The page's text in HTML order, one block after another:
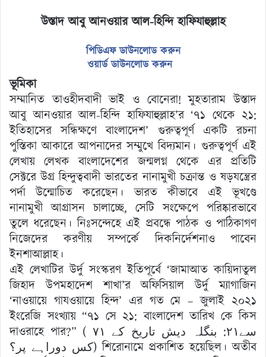
উস্তাদ আবু আনওয়ার আল-হিন্দি হাফিযাহুল্লাহ
পিডিএফ ডাউনলোড করুন
ওয়ার্ড ডাউনলোড করুন
ভূমিকা
সম্মানিত তাওহীদবাদী ভাই ও বোনেরা! মুহতারাম উস্তাদ
আবু আনওয়ার আল-হিন্দি হাফিযাহুল্লাহ’র ‘৭১ থেকে ২১:
ইতিহাসের সন্ধিক্ষণে বাংলাদেশ’ গুরুত্বপূর্ণ একটি রচনা
পুস্তিকা আকারে আপনাদের সম্মুখে বিদ্যমান। গুরুত্বপূর্ণ এই
লেখায় লেখক বাংলাদেশের জন্মলগ্ন থেকে এর প্রতিটি
সেক্টরে উগ্র হিন্দুত্ববাদী ভারতের নানামুখী চক্রান্ত ও ষড়যন্ত্রের
পর্দা উন্মোচিত করেছেন। ভারত কীভাবে এই ভূখণ্ডে
নানামুখী আগ্রাসন চালাচ্ছে, সেটি সংক্ষেপে পরিষ্কারভাবে
তুলে ধরেছেন। নিঃসন্দেহে এই প্রবন্ধে পাঠক ও পাঠিকাগণ
নিজেদের করণীয় সম্পর্কে দিকনির্দেশনাও পাবেন
ইনশাআল্লাহ।
এই লেখাটির উর্দু সংস্করণ ইতিপূর্বে ‘জামাআত কায়িদাতুল
জিহাদ উপমহাদেশ শাখা’র অফিসিয়াল উর্দু ম্যাগাজিন
‘নাওয়ায়ে গাযওয়ায়ে হিন্দ’ এর গত মে – জুলাই ২০২১
ইংরেজি সংখ্যায় “৭১ সে ২১: বাংলাদেশ তারিখ কে কিস
দাওরাহে পার?” ( ۷۱ سے۲۱: بنگلہ دیش تاریخ کے
کس دوراہے پر؟) শিরোনামে প্রকাশিত হয়েছিল। অতীব